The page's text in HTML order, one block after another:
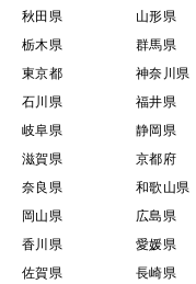
秋田県
山形県
栃木県
群馬県
東京都
神奈川県
石川県
福井県
岐阜県
静岡県
滋賀県
京都府
奈良県
和歌山県
岡山県
広島県
香川県
愛媛県
佐賀県
長崎県